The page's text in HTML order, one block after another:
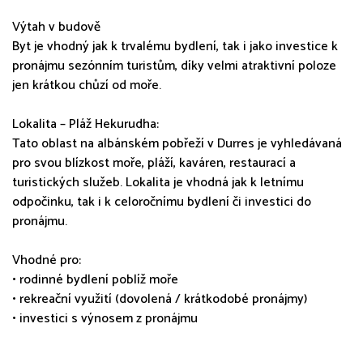
Výtah v budově
Byt je vhodný jak k trvalému bydlení, tak i jako investice k
pronájmu sezónním turistům, díky velmi atraktivní poloze
jen krátkou chůzí od moře.
Lokalita – Pláž Hekurudha:
Tato oblast na albánském pobřeží v Durres je vyhledávaná
pro svou blízkost moře, pláží, kaváren, restaurací a
turistických služeb. Lokalita je vhodná jak k letnímu
odpočinku, tak i k celoročnímu bydlení či investici do
pronájmu.
Vhodné pro:
• rodinné bydlení poblíž moře
• rekreační využití (dovolená / krátkodobé pronájmy)
• investici s výnosem z pronájmu